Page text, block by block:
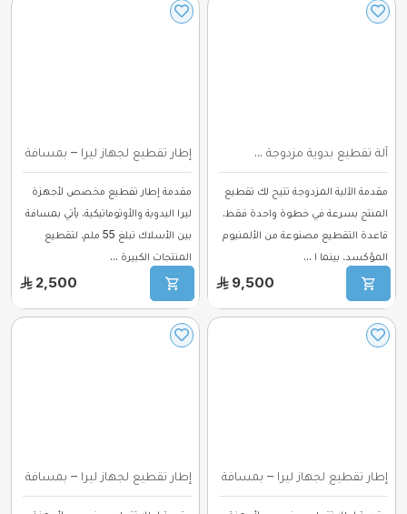
آلة تقطيع يدوية مزدوجة ...
مقدمة الآلية المزدوجة تتيح لك تقطيع
المنتج بسرعة في خطوة واحدة فقط.
قاعدة التقطيع مصنوعة من الألمنيوم
المؤكسد، بينما ا ...
9,500
إطار تقطيع لجهاز ليرا – بمسافة
مقدمة إطار تقطيع مخصص لأجهزة
ليرا اليدوية والأوتوماتيكية. يأتي بمسافة
بين الأسلاك تبلغ 55 ملم، لتقطيع
المنتجات الكبيرة ...
2,500
إطار تقطيع لجهاز ليرا – بمسافة بين الأسل ...إطار تقطيع لجهاز ليرا – بمسافة